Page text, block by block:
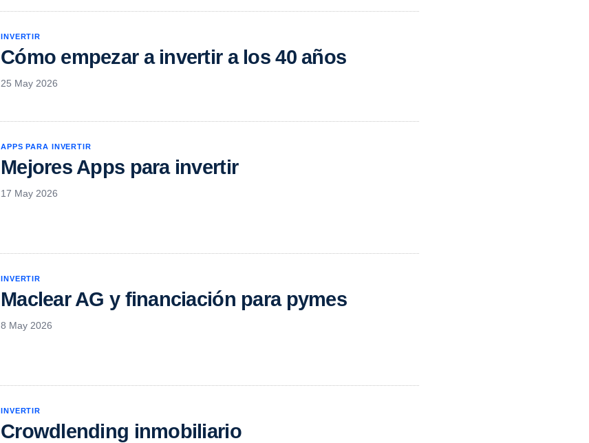
INVERTIR
Cómo empezar a invertir a los 40 años
25 May 2026
APPS PARA INVERTIR
Mejores Apps para invertir
17 May 2026
INVERTIR
Maclear AG y financiación para pymes
8 May 2026
INVERTIR
Crowdlending inmobiliario